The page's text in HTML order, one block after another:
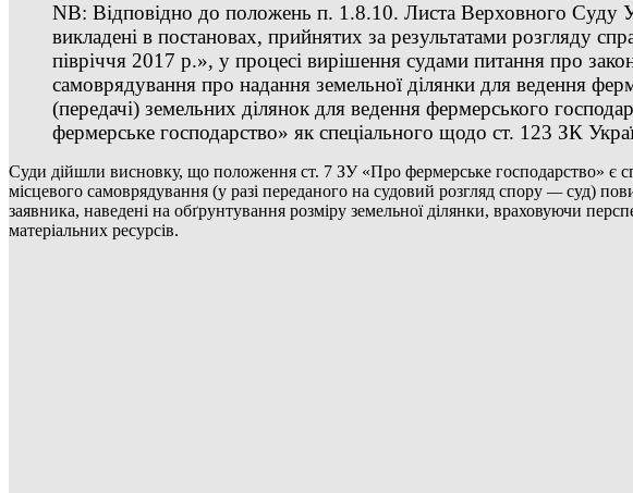
NB: Відповідно до положень п. 1.8.10. Листа Верховного Суду
викладені в постановах, прийнятих за результатами розгляду
півріччя 2017 р.», у процесі вирішення судами питання про
самоврядування про надання земельної ділянки для ведення
(передачі) земельних ділянок для ведення фермерського
фермерське господарство» як спеціального щодо ст. 123 ЗК
Суди дійшли висновку, що положення ст. 7 ЗУ «Про фермерське господарство» є
місцевого самоврядування (у разі переданого на судовий розгляд спору —суд)
заявника, наведені на обґрунтування розміру земельної ділянки, враховуючи
матеріальних ресурсів.